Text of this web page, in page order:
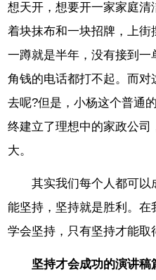
想天开，想要开一家家庭
着块抹布和一块招牌，上
一蹲就是半年，没有接到
角钱的电话都打不起。而
去呢?但是，小杨这个普通
终建立了理想中的家政公
大。
其实我们每个人都可以
能坚持，坚持就是胜利。
学会坚持，只有坚持才能取
坚持才会成功的演讲稿